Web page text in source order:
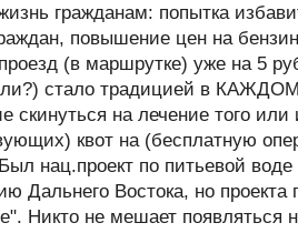
гражданам: попытка
повышение цен на
(в маршрутке) уже на 5
ли?) стало традицией в
скинуться на лечение того или
квот на (бесплатную
нац.проект по питьевой
Дальнего Востока, но
Никто не мешает появляться